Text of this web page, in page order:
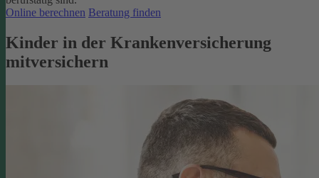
Online berechnen Beratung finden
Kinder in der Krankenversicherung
mitversichern